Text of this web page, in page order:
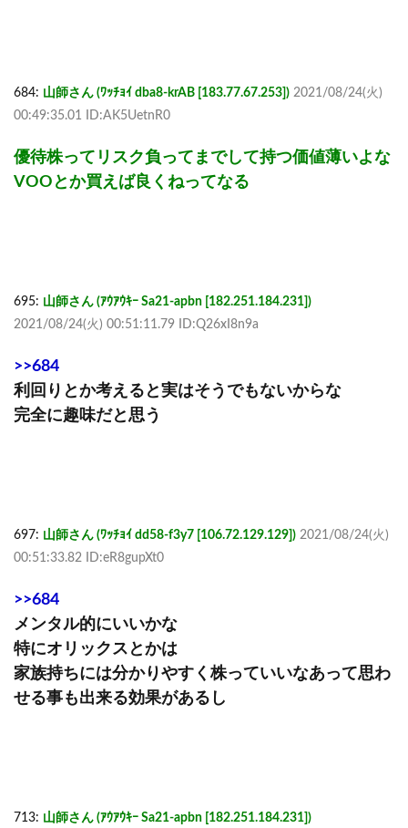
684: 山師さん (ﾜｯﾁｮｲ dba8-krAB [183.77.67.253]) 2021/08/24(火)
00:49:35.01 ID:AK5UetnR0
優待株ってリスク負ってまでして持つ価値薄いよな
VOOとか買えば良くねってなる
695: 山師さん (ｱｳｱｳｷｰ Sa21-apbn [182.251.184.231])
2021/08/24(火) 00:51:11.79 ID:Q26xI8n9a
>>684
利回りとか考えると実はそうでもないからな
完全に趣味だと思う
697: 山師さん (ﾜｯﾁｮｲ dd58-f3y7 [106.72.129.129]) 2021/08/24(火)
00:51:33.82 ID:eR8gupXt0
>>684
メンタル的にいいかな
特にオリックスとかは
家族持ちには分かりやすく株っていいなあって思わ
せる事も出来る効果があるし
713: 山師さん (ｱｳｱｳｷｰ Sa21-apbn [182.251.184.231])